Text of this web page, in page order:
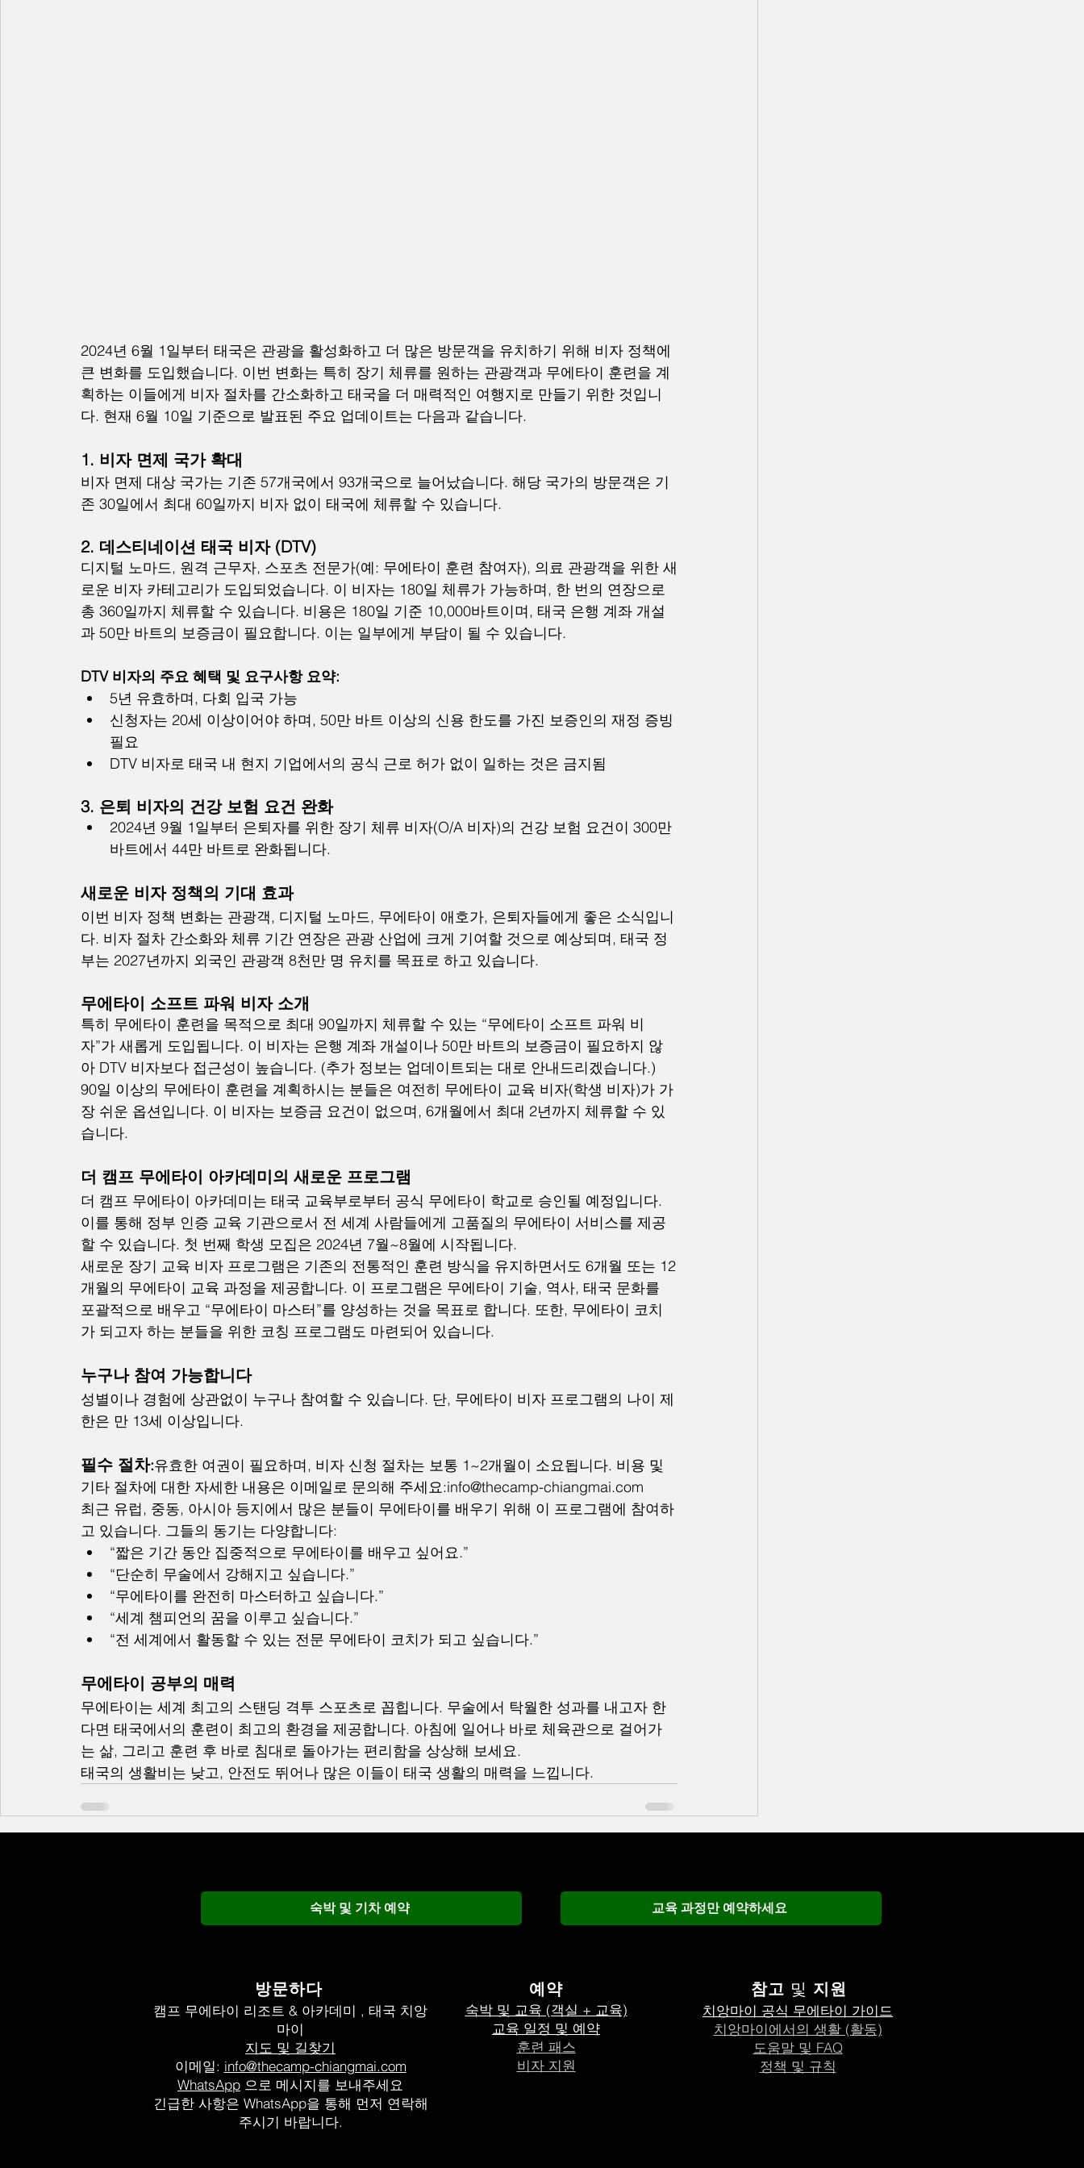
2024년 6월 1일부터 태국은 관광을 활성화하고 더 많은 방문객을 유치하기 위해 비자 정책에
큰 변화를 도입했습니다. 이번 변화는 특히 장기 체류를 원하는 관광객과 무에타이 훈련을 계
획하는 이들에게 비자 절차를 간소화하고 태국을 더 매력적인 여행지로 만들기 위한 것입니
다. 현재 6월 10일 기준으로 발표된 주요 업데이트는 다음과 같습니다.
1. 비자 면제 국가 확대
비자 면제 대상 국가는 기존 57개국에서 93개국으로 늘어났습니다. 해당 국가의 방문객은 기
존 30일에서 최대 60일까지 비자 없이 태국에 체류할 수 있습니다.
2. 데스티네이션 태국 비자 (DTV)
디지털 노마드, 원격 근무자, 스포츠 전문가(예: 무에타이 훈련 참여자), 의료 관광객을 위한 새
로운 비자 카테고리가 도입되었습니다. 이 비자는 180일 체류가 가능하며, 한 번의 연장으로
총 360일까지 체류할 수 있습니다. 비용은 180일 기준 10,000바트이며, 태국 은행 계좌 개설
과 50만 바트의 보증금이 필요합니다. 이는 일부에게 부담이 될 수 있습니다.
DTV 비자의 주요 혜택 및 요구사항 요약:
5년 유효하며, 다회 입국 가능
신청자는 20세 이상이어야 하며, 50만 바트 이상의 신용 한도를 가진 보증인의 재정 증빙
필요
DTV 비자로 태국 내 현지 기업에서의 공식 근로 허가 없이 일하는 것은 금지됨
3. 은퇴 비자의 건강 보험 요건 완화
2024년 9월 1일부터 은퇴자를 위한 장기 체류 비자(O/A 비자)의 건강 보험 요건이 300만
바트에서 44만 바트로 완화됩니다.
새로운 비자 정책의 기대 효과
이번 비자 정책 변화는 관광객, 디지털 노마드, 무에타이 애호가, 은퇴자들에게 좋은 소식입니
다. 비자 절차 간소화와 체류 기간 연장은 관광 산업에 크게 기여할 것으로 예상되며, 태국 정
부는 2027년까지 외국인 관광객 8천만 명 유치를 목표로 하고 있습니다.
무에타이 소프트 파워 비자 소개
특히 무에타이 훈련을 목적으로 최대 90일까지 체류할 수 있는 “무에타이 소프트 파워 비
자”가 새롭게 도입됩니다. 이 비자는 은행 계좌 개설이나 50만 바트의 보증금이 필요하지 않
아 DTV 비자보다 접근성이 높습니다. (추가 정보는 업데이트되는 대로 안내드리겠습니다.)
90일 이상의 무에타이 훈련을 계획하시는 분들은 여전히 무에타이 교육 비자(학생 비자)가 가
장 쉬운 옵션입니다. 이 비자는 보증금 요건이 없으며, 6개월에서 최대 2년까지 체류할 수 있
습니다.
더 캠프 무에타이 아카데미의 새로운 프로그램
더 캠프 무에타이 아카데미는 태국 교육부로부터 공식 무에타이 학교로 승인될 예정입니다.
이를 통해 정부 인증 교육 기관으로서 전 세계 사람들에게 고품질의 무에타이 서비스를 제공
할 수 있습니다. 첫 번째 학생 모집은 2024년 7월~8월에 시작됩니다.
새로운 장기 교육 비자 프로그램은 기존의 전통적인 훈련 방식을 유지하면서도 6개월 또는 12
개월의 무에타이 교육 과정을 제공합니다. 이 프로그램은 무에타이 기술, 역사, 태국 문화를
포괄적으로 배우고 “무에타이 마스터”를 양성하는 것을 목표로 합니다. 또한, 무에타이 코치
가 되고자 하는 분들을 위한 코칭 프로그램도 마련되어 있습니다.
누구나 참여 가능합니다
성별이나 경험에 상관없이 누구나 참여할 수 있습니다. 단, 무에타이 비자 프로그램의 나이 제
한은 만 13세 이상입니다.
필수 절차:유효한 여권이 필요하며, 비자 신청 절차는 보통 1~2개월이 소요됩니다. 비용 및
기타 절차에 대한 자세한 내용은 이메일로 문의해 주세요:info@thecamp-chiangmai.com
최근 유럽, 중동, 아시아 등지에서 많은 분들이 무에타이를 배우기 위해 이 프로그램에 참여하
고 있습니다. 그들의 동기는 다양합니다:
“짧은 기간 동안 집중적으로 무에타이를 배우고 싶어요.”
“단순히 무술에서 강해지고 싶습니다.”
“무에타이를 완전히 마스터하고 싶습니다.”
“세계 챔피언의 꿈을 이루고 싶습니다.”
“전 세계에서 활동할 수 있는 전문 무에타이 코치가 되고 싶습니다.”
무에타이 공부의 매력
무에타이는 세계 최고의 스탠딩 격투 스포츠로 꼽힙니다. 무술에서 탁월한 성과를 내고자 한
다면 태국에서의 훈련이 최고의 환경을 제공합니다. 아침에 일어나 바로 체육관으로 걸어가
는 삶, 그리고 훈련 후 바로 침대로 돌아가는 편리함을 상상해 보세요.
태국의 생활비는 낮고, 안전도 뛰어나 많은 이들이 태국 생활의 매력을 느낍니다.
숙박 및 기차 예약 교육 과정만 예약하세요
방문하다
캠프 무에타이 리조트 & 아카데미 , 태국 치앙
마이
지도 및 길찾기
이메일: info@thecamp-chiangmai.com
WhatsApp 으로 메시지를 보내주세요
긴급한 사항은 WhatsApp을 통해 먼저 연락해
주시기 바랍니다.
예약
숙박 및 교육 (객실 + 교육)
교육 일정 및 예약
훈련 패스
비자 지원
참고 및 지원
치앙마이 공식 무에타이 가이드
치앙마이에서의 생활 (활동)
도움말 및 FAQ
정책 및 규칙